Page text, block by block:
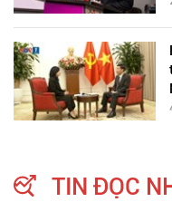
TIN ĐỌC